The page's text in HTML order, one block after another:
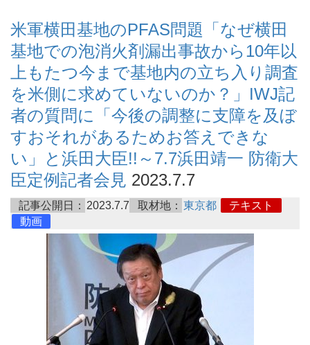
米軍横田基地のPFAS問題「なぜ横田
基地での泡消火剤漏出事故から10年以
上もたつ今まで基地内の立ち入り調査
を米側に求めていないのか？」IWJ記
者の質問に「今後の調整に支障を及ぼ
すおそれがあるためお答えできな
い」と浜田大臣!!～7.7浜田靖一 防衛大
臣定例記者会見 2023.7.7
記事公開日： 2023.7.7 取材地： 東京都
テキスト
動画